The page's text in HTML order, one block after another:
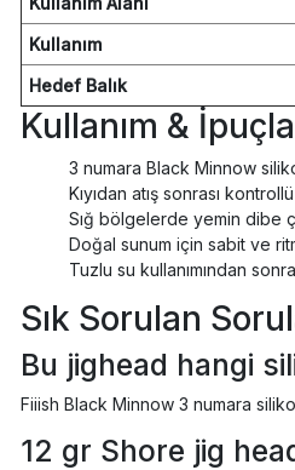
Kullanım
Hedef Balık
Kullanım &
3 numara Black Minnow
Kıyıdan atış sonrası
Sığ bölgelerde yemin dibe
Doğal sunum için sabit ve
Tuzlu su kullanımından
Sık Sorulan
Bu jighead hangi
Fiiish Black Minnow 3 numara
12 gr Shore jig